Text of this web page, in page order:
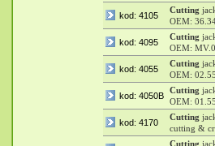
kod: 4105
Cutting
OEM:
kod: 4095
Cutting
OEM:
kod: 4055
Cutting
OEM:
kod: 4050B
Cutting
OEM:
kod: 4170
Cutting
cutting &
Cutting